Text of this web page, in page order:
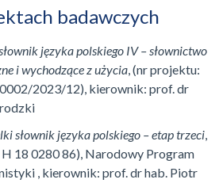
badawczych
języka polskiego IV – słownictwo
i wychodzące z użycia , (nr projektu:
2023/12), kierownik: prof. dr
słownik języka polskiego – etap trzeci
18 0280 86), Narodowy Program
, kierownik: prof. dr hab. Piotr